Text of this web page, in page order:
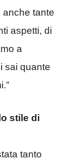
tante
aspetti, di
a
sai quante
stile di
tanto